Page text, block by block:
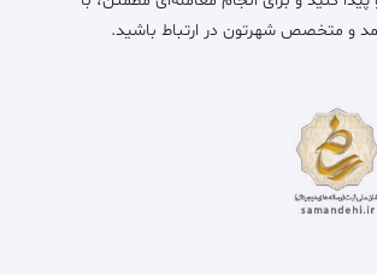
و متخصص شهرتون در ارتباط باشید.